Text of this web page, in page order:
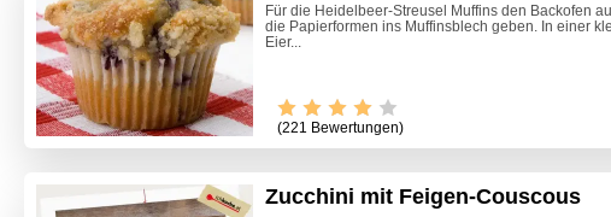
Für die Heidelbeer-Streusel Muffins den Backofen
die Papierformen ins Muffinsblech geben. In einer
Eier...
(221 Bewertungen)
Zucchini mit Feigen-Couscous